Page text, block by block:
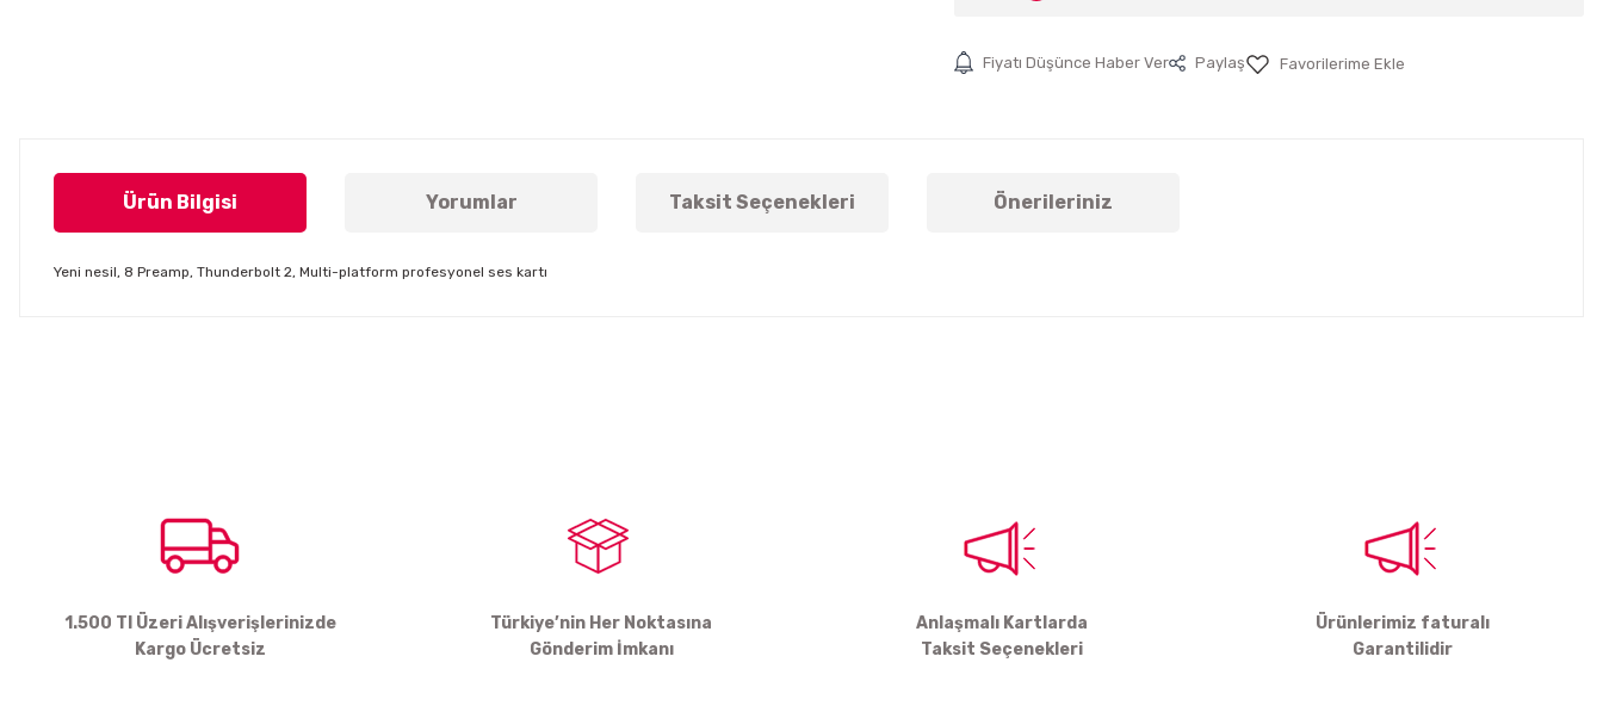
Fiyatı Düşünce Haber Ver Paylaş
Ürün Bilgisi Yorumlar Taksit Seçenekleri Önerileriniz
Yeni nesil, 8 Preamp, Thunderbolt 2, Multi-platform profesyonel ses kartı
Bu ürüne benzer farklı alternatifler olmalı.
1.500 Tl Üzeri Alışverişlerinizde
Kargo Ücretsiz
Türkiye’nin Her Noktasına
Gönderim İmkanı
Anlaşmalı Kartlarda
Taksit Seçenekleri
Ürünlerimiz faturalı
Garantilidir